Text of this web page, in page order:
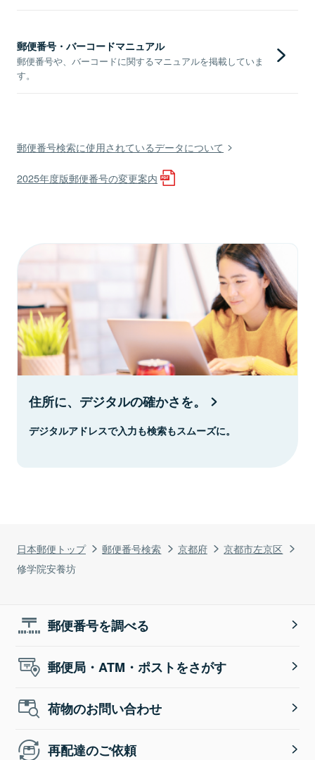
日本郵便トップ 郵便番号検索 京都府
京都市左京区
修学院安養坊
郵便番号・バーコードマニュアル
郵便番号や、バーコードに関するマニュアルを掲載していま
す。
郵便番号検索に使用されているデータについて
2025年度版郵便番号の変更案内
住所に、デジタルの確かさを。
デジタルアドレスで入力も検索もスムーズに。
郵便番号を調べる
郵便局・ATM・ポストをさがす
荷物のお問い合わせ
再配達のご依頼